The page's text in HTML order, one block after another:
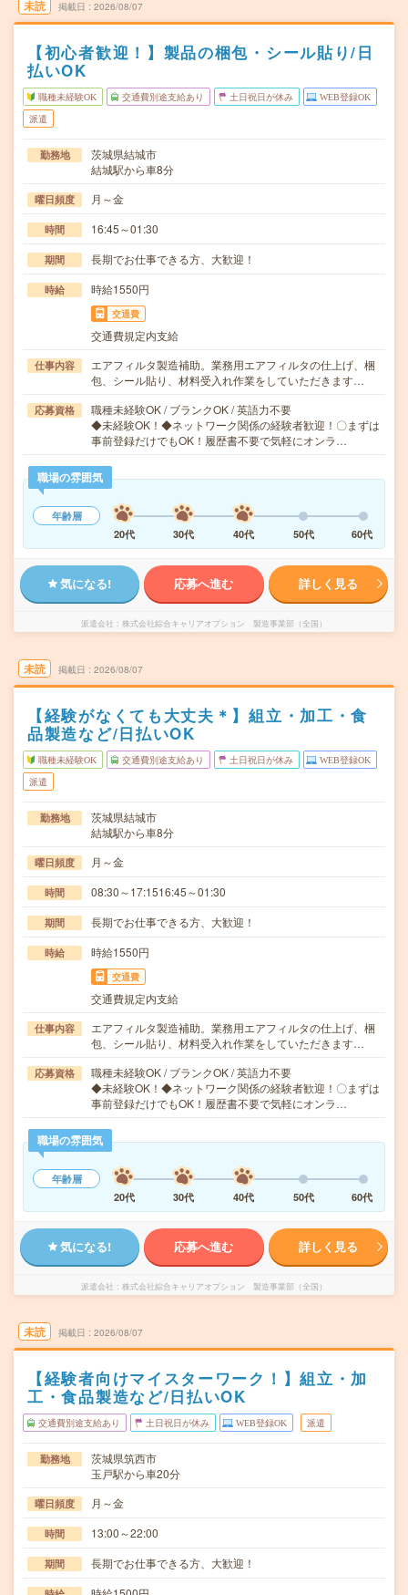
未読 掲載日 2026/08/07
【初心者歓迎！】製品の梱包・シール貼り/日
払いOK
職種未経験OK 交通費別途支給あり 土日祝日が休み WEB登録OK
派遣
勤務地
茨城県結城市
結城駅から車8分
曜日頻度 月～金
時間 16:45～01:30
期間 長期でお仕事できる方、大歓迎！
時給 時給1550円
交通費
交通費規定内支給
仕事内容
エアフィルタ製造補助。業務用エアフィルタの仕上げ、梱
包、シール貼り、材料受入れ作業をしていただきます…
応募資格
職種未経験OK / ブランクOK / 英語力不要
◆未経験OK！◆ネットワーク関係の経験者歓迎！〇まずは
事前登録だけでもOK！履歴書不要で気軽にオンラ…
職場の雰囲気
年齢層
20代
30代 40代 50代 60代
気になる! 応募へ進む 詳しく見る
派遣会社 株式会社綜合キャリアオプション 製造事業部（全国）
未読 掲載日 2026/08/07
【経験がなくても大丈夫＊】組立・加工・食
品製造など/日払いOK
職種未経験OK 交通費別途支給あり 土日祝日が休み WEB登録OK
派遣
勤務地
茨城県結城市
結城駅から車8分
曜日頻度 月～金
時間 08:30～17:1516:45～01:30
期間 長期でお仕事できる方、大歓迎！
時給 時給1550円
交通費
交通費規定内支給
仕事内容
エアフィルタ製造補助。業務用エアフィルタの仕上げ、梱
包、シール貼り、材料受入れ作業をしていただきます…
応募資格
職種未経験OK / ブランクOK / 英語力不要
◆未経験OK！◆ネットワーク関係の経験者歓迎！〇まずは
事前登録だけでもOK！履歴書不要で気軽にオンラ…
職場の雰囲気
年齢層
20代
30代 40代 50代 60代
気になる! 応募へ進む 詳しく見る
派遣会社 株式会社綜合キャリアオプション 製造事業部（全国）
未読 掲載日 2026/08/07
【経験者向けマイスターワーク！】組立・加
工・食品製造など/日払いOK
交通費別途支給あり 土日祝日が休み WEB登録OK 派遣
勤務地
茨城県筑西市
玉戸駅から車20分
曜日頻度 月～金
時間 13:00～22:00
期間 長期でお仕事できる方、大歓迎！